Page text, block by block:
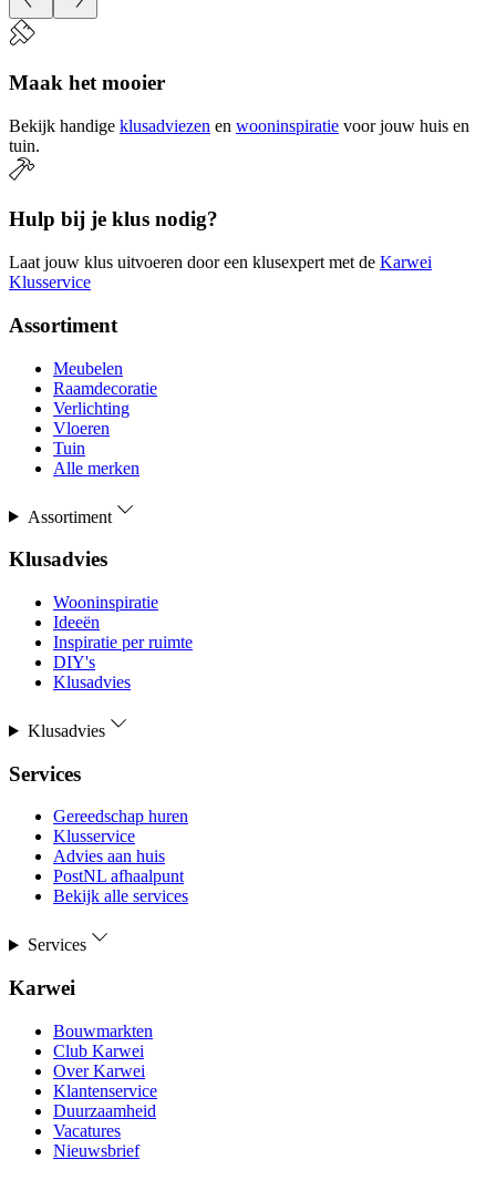
Maak het mooier
Bekijk handige klusadviezen en wooninspiratie voor jouw huis en
tuin.
Hulp bij je klus nodig?
Laat jouw klus uitvoeren door een klusexpert met de Karwei
Klusservice
Assortiment
Meubelen
Raamdecoratie
Verlichting
Vloeren
Tuin
Alle merken
Assortiment
Klusadvies
Wooninspiratie
Ideeën
Inspiratie per ruimte
DIY's
Klusadvies
Klusadvies
Services
Gereedschap huren
Klusservice
Advies aan huis
PostNL afhaalpunt
Bekijk alle services
Services
Karwei
Bouwmarkten
Club Karwei
Over Karwei
Klantenservice
Duurzaamheid
Vacatures
Nieuwsbrief